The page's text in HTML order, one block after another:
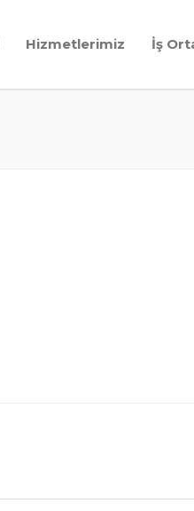
Hizmetlerimiz İş